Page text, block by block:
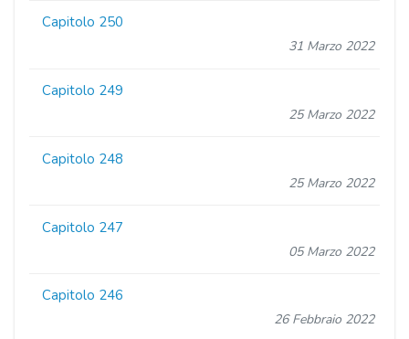
Capitolo 250
31 Marzo 2022
Capitolo 249
25 Marzo 2022
Capitolo 248
25 Marzo 2022
Capitolo 247
05 Marzo 2022
Capitolo 246
26 Febbraio 2022